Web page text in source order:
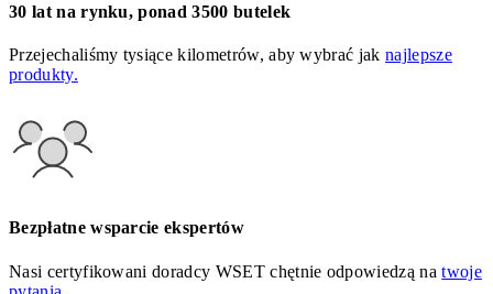
30 lat na rynku, ponad 3500 butelek
Przejechaliśmy tysiące kilometrów, aby wybrać jaknajlepsze
produkty.
Bezpłatne wsparcie ekspertów
Nasi certyfikowani doradcy WSET chętnie odpowiedzą natwoje